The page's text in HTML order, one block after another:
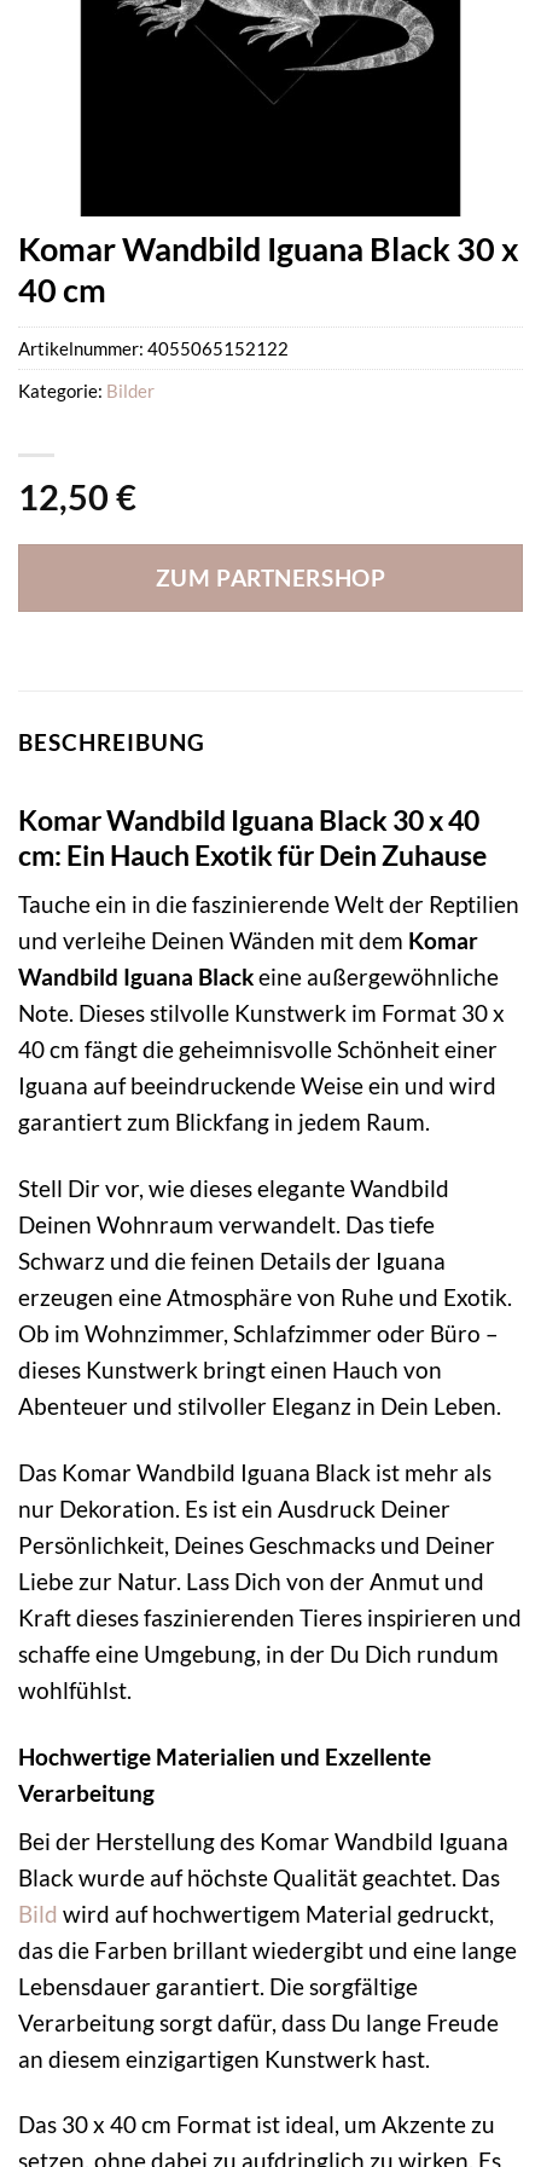
Komar Wandbild Iguana Black 30 x
40 cm
12,50 €
ZUM PARTNERSHOP
Artikelnummer: 4055065152122
Kategorie: Bilder
BESCHREIBUNG
Komar Wandbild Iguana Black 30 x 40
cm: Ein Hauch Exotik für Dein Zuhause
Tauche ein in die faszinierende Welt der Reptilien
und verleihe Deinen Wänden mit dem Komar
Wandbild Iguana Blackeine außergewöhnliche
Note. Dieses stilvolle Kunstwerk im Format 30 x
40 cm fängt die geheimnisvolle Schönheit einer
Iguana auf beeindruckende Weise ein und wird
garantiert zum Blickfang in jedem Raum.
Stell Dir vor, wie dieses elegante Wandbild
Deinen Wohnraum verwandelt. Das tiefe
Schwarz und die feinen Details der Iguana
erzeugen eine Atmosphäre von Ruhe und Exotik.
Ob im Wohnzimmer, Schlafzimmer oder Büro –
dieses Kunstwerk bringt einen Hauch von
Abenteuer und stilvoller Eleganz in Dein Leben.
Das Komar Wandbild Iguana Black ist mehr als
nur Dekoration. Es ist ein Ausdruck Deiner
Persönlichkeit, Deines Geschmacks und Deiner
Liebe zur Natur. Lass Dich von der Anmut und
Kraft dieses faszinierenden Tieres inspirieren und
schaffe eine Umgebung, in der Du Dich rundum
wohlfühlst.
Hochwertige Materialien und Exzellente
Verarbeitung
Bei der Herstellung des Komar Wandbild Iguana
Black wurde auf höchste Qualität geachtet. Das
Bild wird auf hochwertigem Material gedruckt,
das die Farben brillant wiedergibt und eine lange
Lebensdauer garantiert. Die sorgfältige
Verarbeitung sorgt dafür, dass Du lange Freude
an diesem einzigartigen Kunstwerk hast.
Das 30 x 40 cm Format ist ideal, um Akzente zu
setzen, ohne dabei zu aufdringlich zu wirken. Es